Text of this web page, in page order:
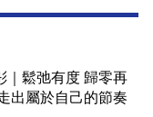
鬆弛有度 歸零再
出屬於自己的節奏